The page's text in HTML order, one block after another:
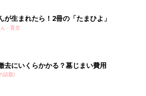
ちが気持ちに余裕を持って子育てをしてい
と思います。そんな地域の雰囲気にも影響
ですね。
私の両親から「まきの子どもを見てみた
私の妹はすでに出産して子どもがいたの
ら、私には子どもがいなくてもいいか」と
手に納得して安心していたんですが･･･で
「両親はそういうふうに思っていたんだ
が生まれたら！2冊の「たまひよ」
・育児
去にいくらかかる？墓じまい費用
話題)